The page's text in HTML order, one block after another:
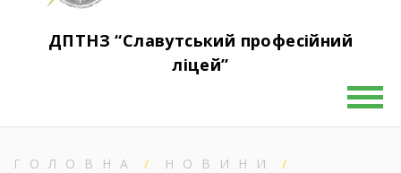
ДПТНЗ “Славутський професійний
ліцей”
ГОЛОВНА НОВИНИ